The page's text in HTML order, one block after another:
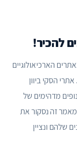
להכיר!
הארכיאולוגיים
הסקי ביוון
מדהימים של
זה נסקור את
שלהם ונציין